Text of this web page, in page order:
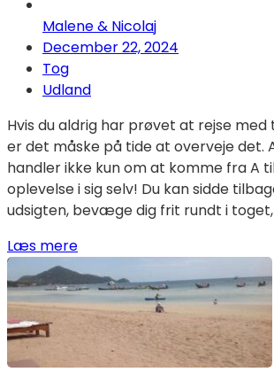
Malene & Nicolaj
December 22, 2024
Tog
Udland
Hvis du aldrig har prøvet at rejse med
er det måske på tide at overveje det.
handler ikke kun om at komme fra A
oplevelse i sig selv! Du kan sidde
udsigten, bevæge dig frit rundt i
Læs mere